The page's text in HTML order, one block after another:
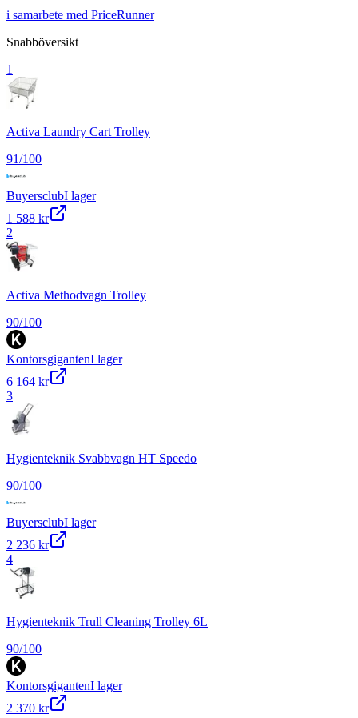
i samarbete med PriceRunner
Snabböversikt
1
Activa Laundry Cart Trolley
91/100
BuyersclubI lager
1 588 kr
2
Activa Methodvagn Trolley
90/100
KontorsgigantenI lager
6 164 kr
3
Hygienteknik Svabbvagn HT Speedo
90/100
BuyersclubI lager
2 236 kr
4
Hygienteknik Trull Cleaning Trolley 6L
90/100
KontorsgigantenI lager
2 370 kr